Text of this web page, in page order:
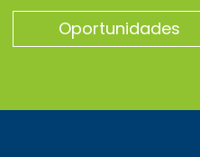
Oportunidades